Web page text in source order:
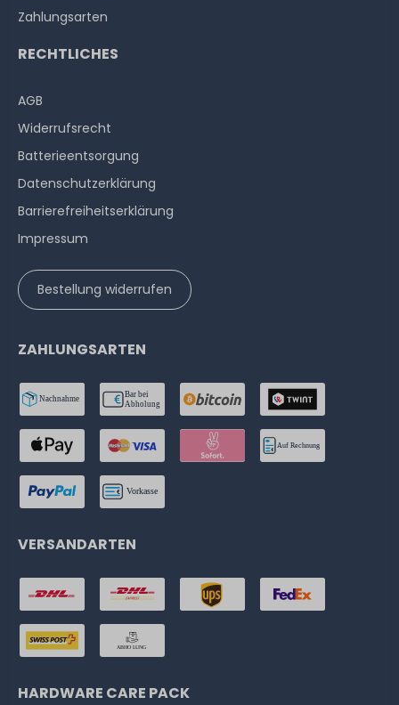
Zahlungsarten
RECHTLICHES
AGB
Widerrufs­recht
Batterieentsorgung
Datenschutzerklärung
Barrierefreiheitserklärung
Impressum
Bestellung widerrufen
ZAHLUNGSARTEN
VERSANDARTEN
HARDWARE CARE PACK